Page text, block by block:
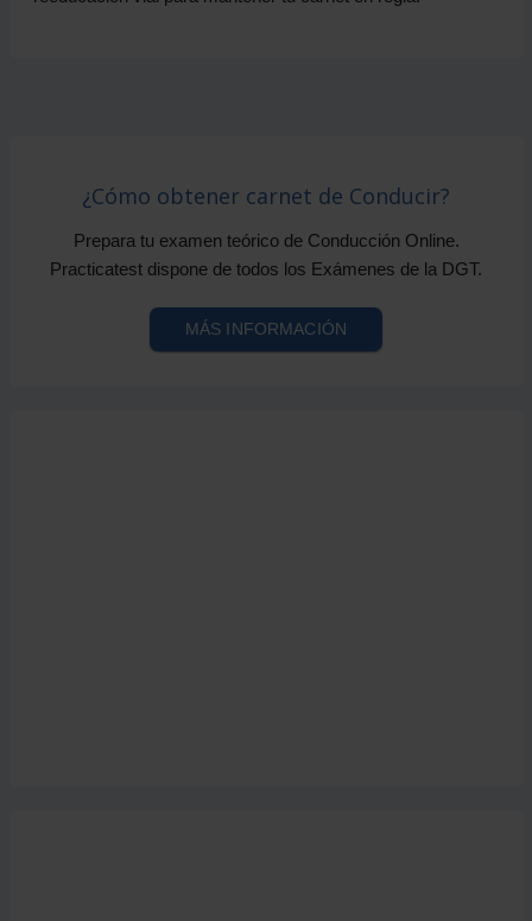
¿Cómo obtener carnet de Conducir?
Prepara tu examen teórico de Conducción Online.
Practicatest dispone de todos los Exámenes de la DGT.
MÁS INFORMACIÓN